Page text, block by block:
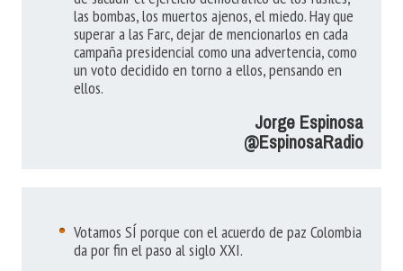
las bombas, los muertos ajenos, el miedo. Hay que
superar a las Farc, dejar de mencionarlos en cada
campaña presidencial como una advertencia, como
un voto decidido en torno a ellos, pensando en
ellos.
Jorge Espinosa
@EspinosaRadio
Votamos SÍ porque con el acuerdo de paz Colombia
da por fin el paso al siglo XXI.